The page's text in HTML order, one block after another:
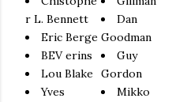
r L. Bennett
Eric Berge
BEV erins
Lou Blake
Yves
Dan
Goodman
Guy
Gordon
Mikko